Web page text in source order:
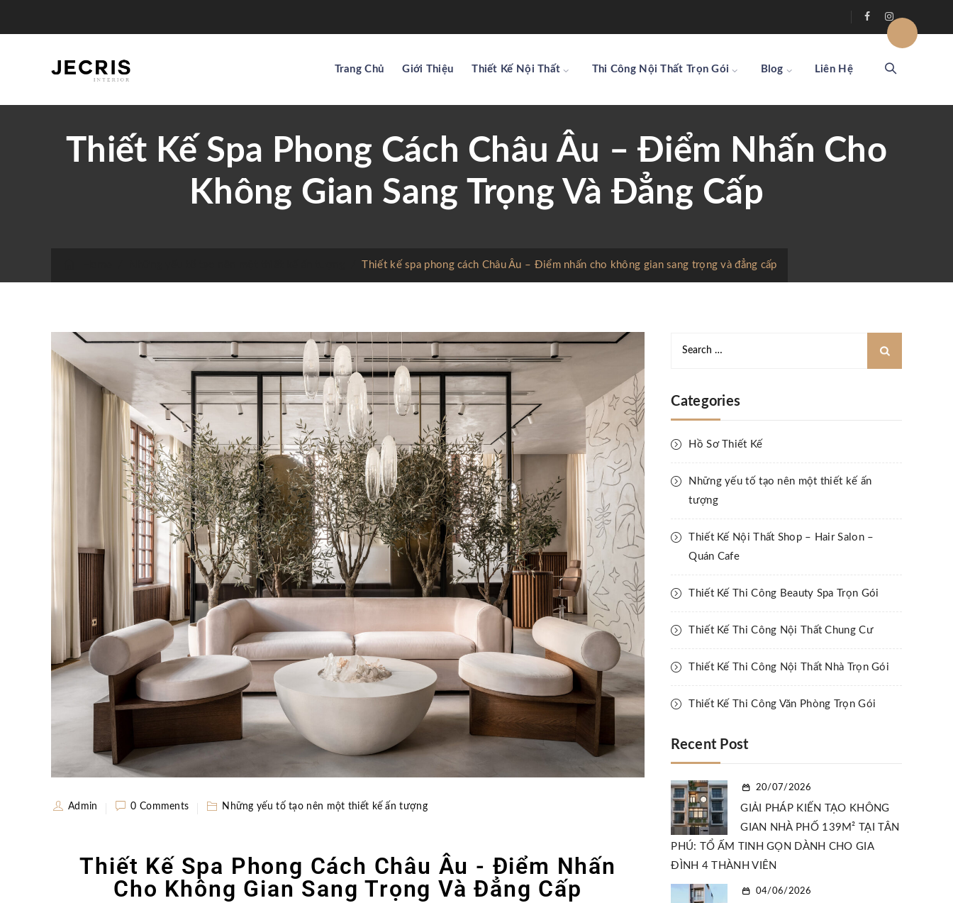
Trang Chủ Giới Thiệu Thiết Kế Nội Thất Thi Công Nội Thất Trọn Gói Blog Liên Hệ
Thiết Kế Spa Phong Cách Châu Âu – Điểm Nhấn Cho
Không Gian Sang Trọng Và Đẳng Cấp
Thiết kế spa phong cách Châu Âu – Điểm nhấn cho không gian sang trọng và đẳng cấp
Admin 0 Comments Những yếu tố tạo nên một thiết kế ấn tượng
Thiết Kế Spa Phong Cách Châu Âu - Điểm Nhấn
Cho Không Gian Sang Trọng Và Đẳng Cấp
Categories
Hồ Sơ Thiết Kế
Những yếu tố tạo nên một thiết kế ấn
tượng
Thiết Kế Nội Thất Shop – Hair Salon –
Quán Cafe
Thiết Kế Thi Công Beauty Spa Trọn Gói
Thiết Kế Thi Công Nội Thất Chung Cư
Thiết Kế Thi Công Nội Thất Nhà Trọn Gói
Thiết Kế Thi Công Văn Phòng Trọn Gói
Recent Post
20/07/2026
GIẢI PHÁP KIẾN TẠO KHÔNG
GIAN NHÀ PHỐ 139M² TẠI TÂN
PHÚ: TỔ ẤM TINH GỌN DÀNH CHO GIA
ĐÌNH 4 THÀNH VIÊN
04/06/2026